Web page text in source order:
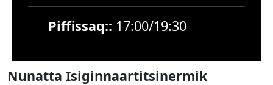
Piffissaq:: 17:00/19:30
Nunatta Isiginnaartitsinermik